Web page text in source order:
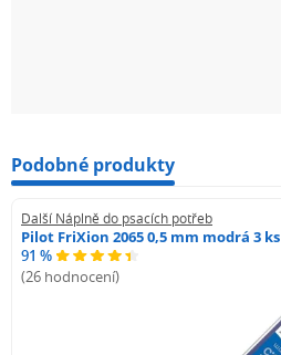
Podobné produkty
Další Náplně do psacích potřeb
Pilot FriXion 2065 0,5 mm modrá 3 ks
91 %
(26 hodnocení)